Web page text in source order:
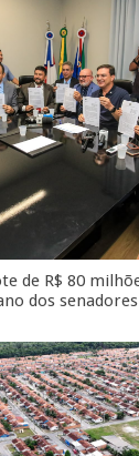
de R$ 80
dos